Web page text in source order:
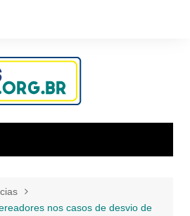
nos casos de desvio de